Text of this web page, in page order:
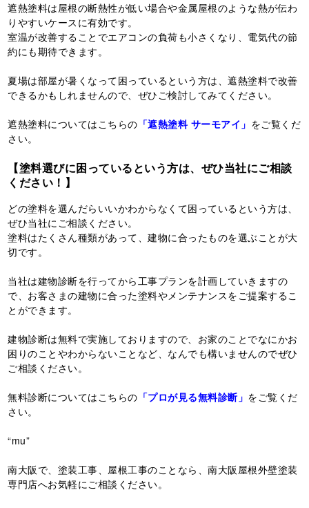
遮熱塗料は屋根の断熱性が低い場合や金属屋根のような熱が伝わ
りやすいケースに有効です。
室温が改善することでエアコンの負荷も小さくなり、電気代の節
約にも期待できます。
夏場は部屋が暑くなって困っているという方は、遮熱塗料で改善
できるかもしれませんので、ぜひご検討してみてください。
遮熱塗料についてはこちらの 「遮熱塗料 サーモアイ」 をご覧くだ
さい。
【塗料選びに困っているという方は、ぜひ当社にご相談
ください！】
どの塗料を選んだらいいかわからなくて困っているという方は、
ぜひ当社にご相談ください。
塗料はたくさん種類があって、建物に合ったものを選ぶことが大
切です。
当社は建物診断を行ってから工事プランを計画していきますの
で、お客さまの建物に合った塗料やメンテナンスをご提案するこ
とができます。
建物診断は無料で実施しておりますので、お家のことでなにかお
困りのことやわからないことなど、なんでも構いませんのでぜひ
ご相談ください。
無料診断についてはこちらの 「プロが見る無料診断」 をご覧くだ
さい。
“mu”
南大阪で、塗装工事、屋根工事のことなら、南大阪屋根外壁塗装
専門店へお気軽にご相談ください。